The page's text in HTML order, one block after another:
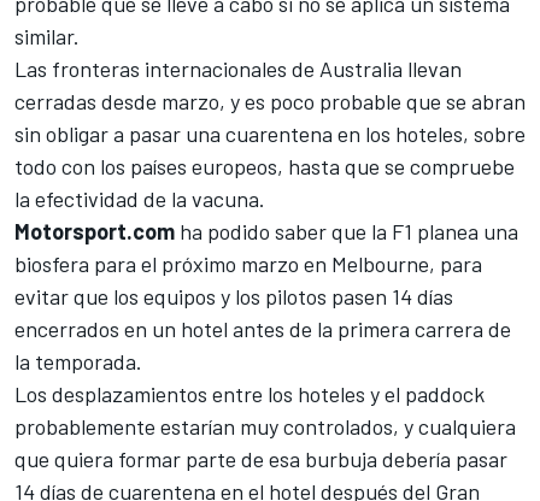
similar.
Las fronteras internacionales de Australia llevan
cerradas desde marzo, y es poco probable que se abran
sin obligar a pasar una cuarentena en los hoteles, sobre
todo con los países europeos, hasta que se compruebe
la efectividad de la vacuna.
Motorsport.com ha podido saber que la F1 planea una
biosfera para el próximo marzo en Melbourne, para
evitar que los equipos y los pilotos pasen 14 días
encerrados en un hotel antes de la primera carrera de
la temporada.
Los desplazamientos entre los hoteles y el paddock
probablemente estarían muy controlados, y cualquiera
que quiera formar parte de esa burbuja debería pasar
14 días de cuarentena en el hotel después del Gran